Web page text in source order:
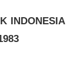
INDONESIA